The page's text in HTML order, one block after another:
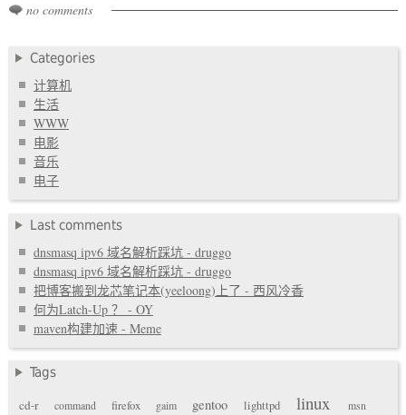
no comments
Categories
计算机
生活
WWW
电影
音乐
电子
Last comments
dnsmasq ipv6 域名解析踩坑 - druggo
dnsmasq ipv6 域名解析踩坑 - druggo
把博客搬到龙芯笔记本(yeeloong)上了 - 西风冷香
何为Latch-Up ？ - OY
maven构建加速 - Meme
Tags
cd-r
command firefox gaim gentoo lighttpd linux
msn